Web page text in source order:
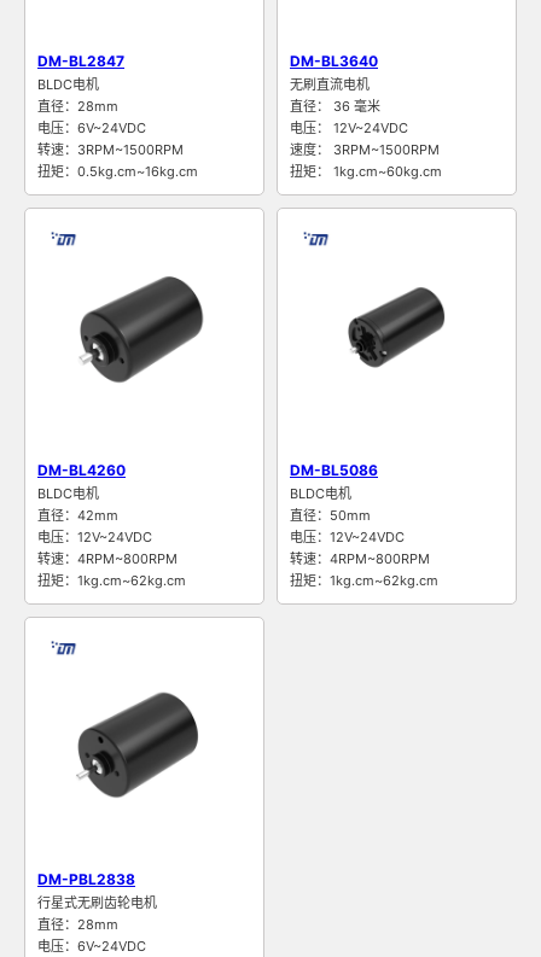
DM-BL2847
BLDC电机
直径：28mm
电压：6V~24VDC
转速：3RPM~1500RPM
扭矩：0.5kg.cm~16kg.cm
DM-BL3640
无刷直流电机
直径： 36 毫米
电压： 12V~24VDC
速度： 3RPM~1500RPM
扭矩： 1kg.cm~60kg.cm
DM-BL4260
BLDC电机
直径：42mm
电压：12V~24VDC
转速：4RPM~800RPM
扭矩：1kg.cm~62kg.cm
DM-BL5086
BLDC电机
直径：50mm
电压：12V~24VDC
转速：4RPM~800RPM
扭矩：1kg.cm~62kg.cm
DM-PBL2838
行星式无刷齿轮电机
直径：28mm
电压：6V~24VDC